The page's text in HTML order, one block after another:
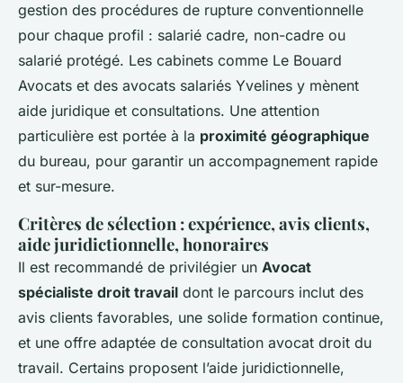
gestion des procédures de rupture conventionnelle
pour chaque profil : salarié cadre, non-cadre ou
salarié protégé. Les cabinets comme Le Bouard
Avocats et des avocats salariés Yvelines y mènent
aide juridique et consultations. Une attention
particulière est portée à la proximité géographique
du bureau, pour garantir un accompagnement rapide
et sur-mesure.
Critères de sélection : expérience, avis clients,
aide juridictionnelle, honoraires
Il est recommandé de privilégier un Avocat
spécialiste droit travail dont le parcours inclut des
avis clients favorables, une solide formation continue,
et une offre adaptée de consultation avocat droit du
travail. Certains proposent l’aide juridictionnelle,